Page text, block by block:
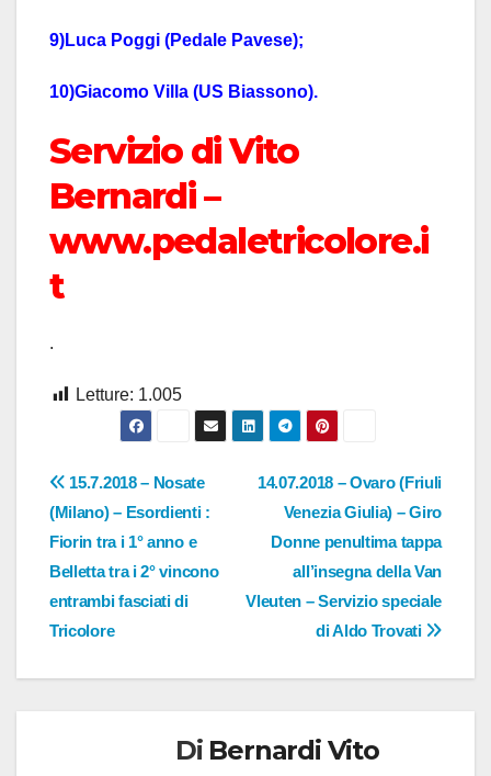
9)Luca Poggi (Pedale Pavese);
10)Giacomo Villa (US Biassono).
Servizio di Vito
Bernardi –
www.pedaletricolore.i
t
.
Letture: 1.005
Navigazione
articoli
14.07.2018 – Ovaro (Friuli
Venezia Giulia) – Giro
Donne penultima tappa
all’insegna della Van
Vleuten – Servizio speciale
di Aldo Trovati
15.7.2018 – Nosate
(Milano) – Esordienti :
Fiorin tra i 1° anno e
Belletta tra i 2° vincono
entrambi fasciati di
Tricolore
Di Bernardi Vito